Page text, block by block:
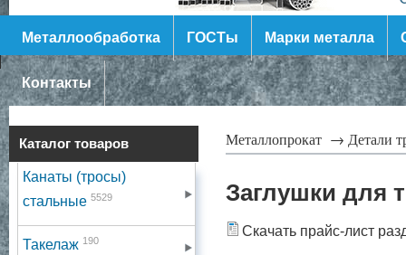
Металлообработка ГОСТы Марки металла
Контакты
Каталог товаров
Канаты (тросы)
стальные 5529
Такелаж 190
Металлопрокат → Детали
Заглушки для
Скачать прайс-лист